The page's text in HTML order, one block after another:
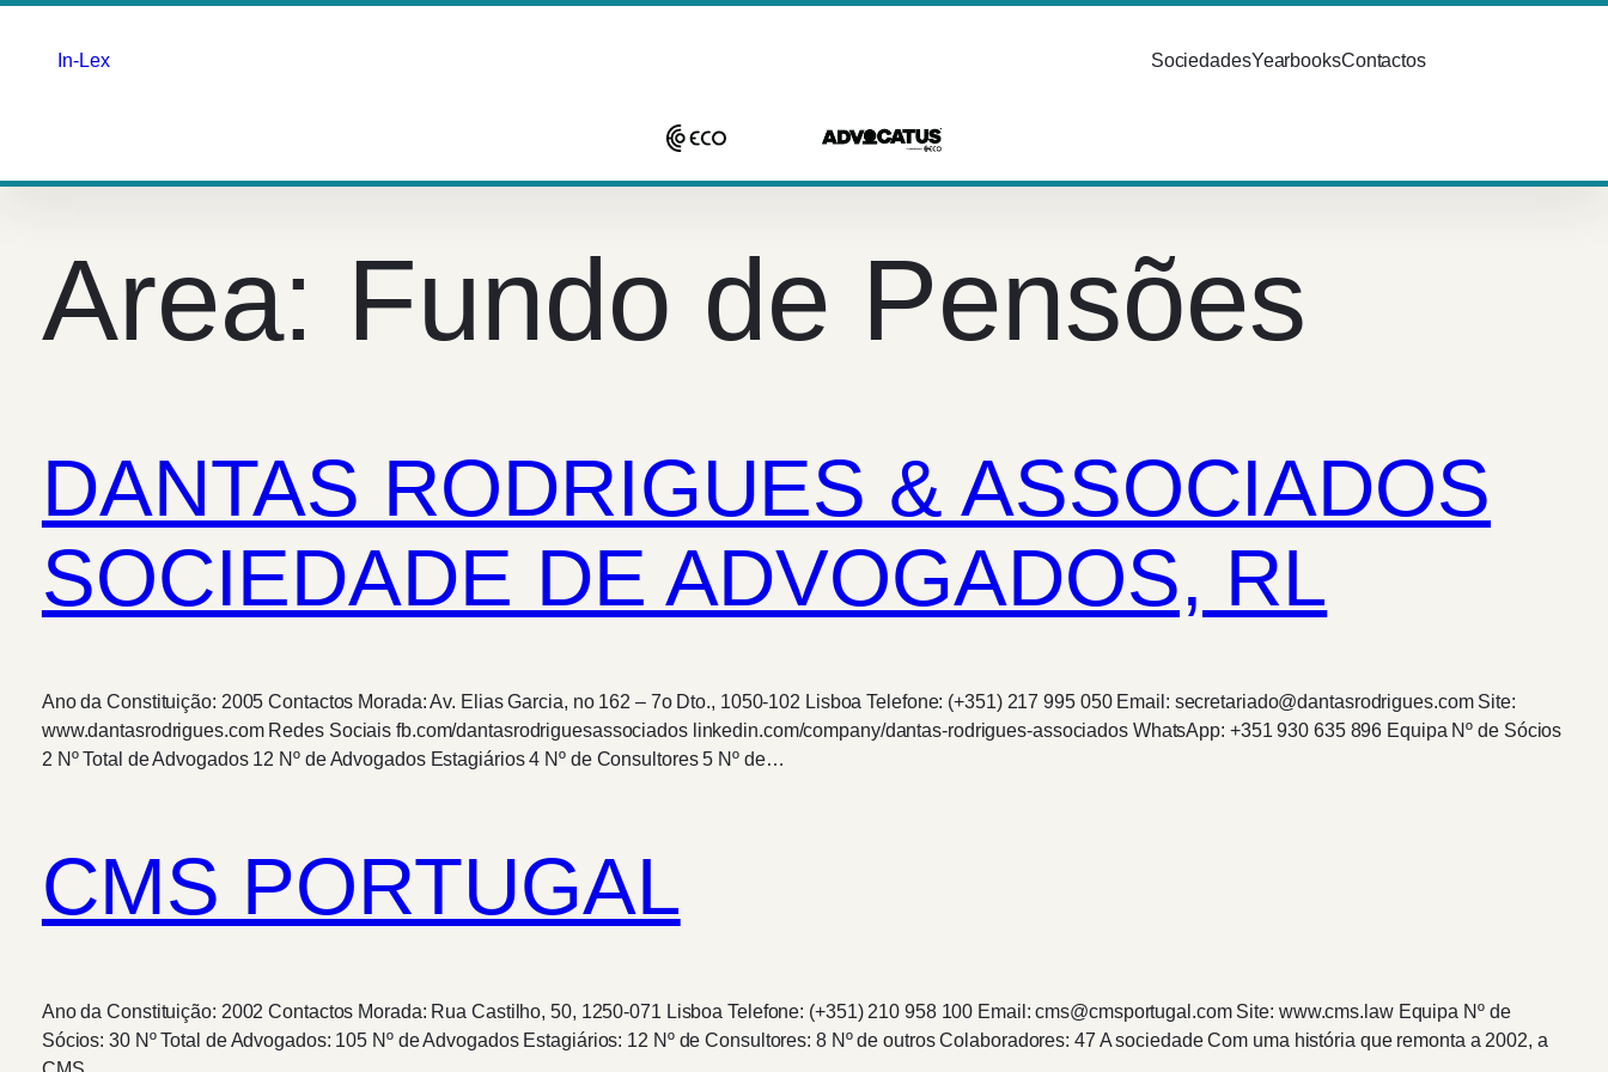
conteúdo
In-Lex SociedadesYearbooksContactos
Area: Fundo de Pensões
DANTAS RODRIGUES & ASSOCIADOS
SOCIEDADE DE ADVOGADOS, RL
Ano da Constituição: 2005 Contactos Morada: Av. Elias Garcia, no 162 – 7o Dto., 1050-102 Lisboa Telefone: (+351) 217 995 050 Email: secretariado@dantasrodrigues.com Site:
www.dantasrodrigues.com Redes Sociais fb.com/dantasrodriguesassociados linkedin.com/company/dantas-rodrigues-associados WhatsApp: +351 930 635 896 Equipa Nº de Sócios
2 Nº Total de Advogados 12 Nº de Advogados Estagiários 4 Nº de Consultores 5 Nº de…
CMS PORTUGAL
Ano da Constituição: 2002 Contactos Morada: Rua Castilho, 50, 1250-071 Lisboa Telefone: (+351) 210 958 100 Email: cms@cmsportugal.com Site: www.cms.law Equipa Nº de
Sócios: 30 Nº Total de Advogados: 105 Nº de Advogados Estagiários: 12 Nº de Consultores: 8 Nº de outros Colaboradores: 47 A sociedade Com uma história que remonta a 2002, a